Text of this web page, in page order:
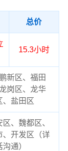
总价
15.3小时
新区、福田
岗区、龙华
、盐田区
、魏都区、
、开发区（详
通）